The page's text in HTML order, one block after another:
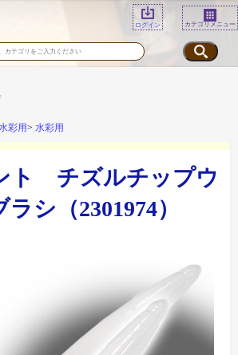
ログイン カテゴリメニュー
彩用 水彩用
ト チズルチップウ
シ（2301974）